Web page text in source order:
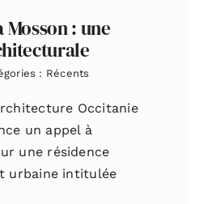
: une
: Récents
Occitanie
un appel à
une résidence
urbaine intitulée